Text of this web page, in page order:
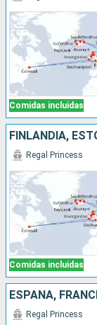
Comidas incluidas
Comidas incluidas
Regal Princess
Regal Princess